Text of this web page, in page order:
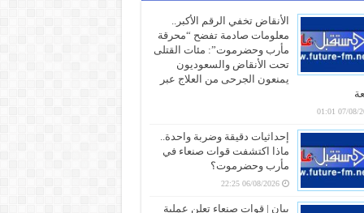
الأنقاض تخفي الرقم الأكبر..
معلومات صادمة تفضح “محرقة
مأرب وحضرموت”: مئات القتلى
تحت الأنقاض والسعوديون
يمنعون الجرحى من العلاج عبر
07/08/2026
إحداثيات دقيقة وضربة واحدة..
ماذا اكتشفت قوات صنعاء في
مأرب وحضرموت؟
06/08/2026 22:25
بيان | قوات صنعاء تعلن عملية